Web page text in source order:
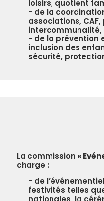
loisirs, quotient
de la
associations,
intercommunalité,
de la prévention
inclusion des
sécurité,
La commission «
charge :
de
festivités telles
nationales, la